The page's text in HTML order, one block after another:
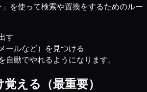
を使って検索や置換をするためのルー
す
ールなど）を見つける
自動でやれるようになります。
える（最重要）